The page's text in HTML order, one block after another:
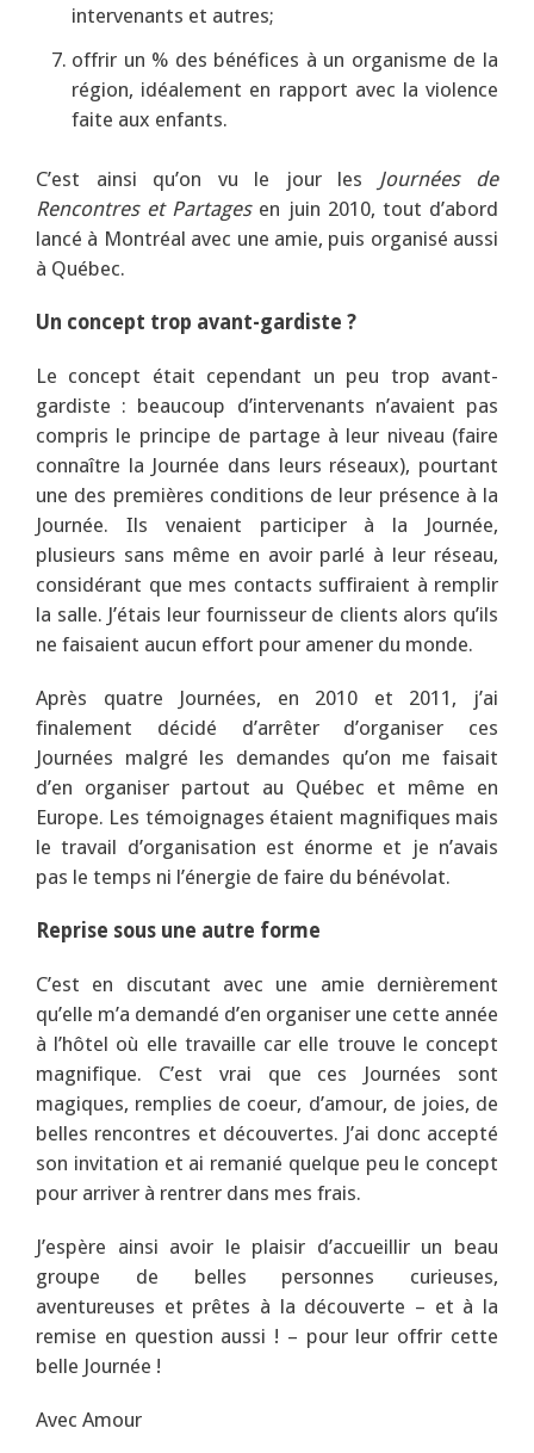
intervenants et autres;
offrir un % des bénéfices à un organisme de la
région, idéalement en rapport avec la violence
faite aux enfants.
C’est ainsi qu’on vu le jour les Journées de
Rencontres et Partagesen juin 2010, tout d’abord
lancé à Montréal avec une amie, puis organisé aussi
à Québec.
Un concept trop avant-gardiste ?
Le concept était cependant un peu trop avant-
gardiste : beaucoup d’intervenants n’avaient pas
compris le principe de partage à leur niveau (faire
connaître la Journée dans leurs réseaux), pourtant
une des premières conditions de leur présence à la
Journée. Ils venaient participer à la Journée,
plusieurs sans même en avoir parlé à leur réseau,
considérant que mes contacts suffiraient à remplir
la salle. J’étais leur fournisseur de clients alors qu’ils
ne faisaient aucun effort pour amener du monde.
Après quatre Journées, en 2010 et 2011, j’ai
finalement décidé d’arrêter d’organiser ces
Journées malgré les demandes qu’on me faisait
d’en organiser partout au Québec et même en
Europe. Les témoignages étaient magnifiques mais
le travail d’organisation est énorme et je n’avais
pas le temps ni l’énergie de faire du bénévolat.
Reprise sous une autre forme
C’est en discutant avec une amie dernièrement
qu’elle m’a demandé d’en organiser une cette année
à l’hôtel où elle travaille car elle trouve le concept
magnifique. C’est vrai que ces Journées sont
magiques, remplies de coeur, d’amour, de joies, de
belles rencontres et découvertes. J’ai donc accepté
son invitation et ai remanié quelque peu le concept
pour arriver à rentrer dans mes frais.
J’espère ainsi avoir le plaisir d’accueillir un beau
groupe de belles personnes curieuses,
aventureuses et prêtes à la découverte – et à la
remise en question aussi ! – pour leur offrir cette
belle Journée !
Avec Amour